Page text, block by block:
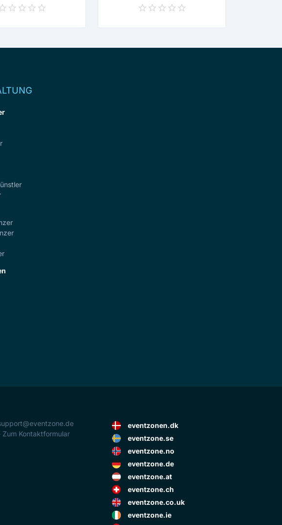
Zum Kontaktformular
eventzonen.dk
eventzone.se
eventzone.no
eventzone.de
eventzone.at
eventzone.ch
eventzone.co.uk
eventzone.ie